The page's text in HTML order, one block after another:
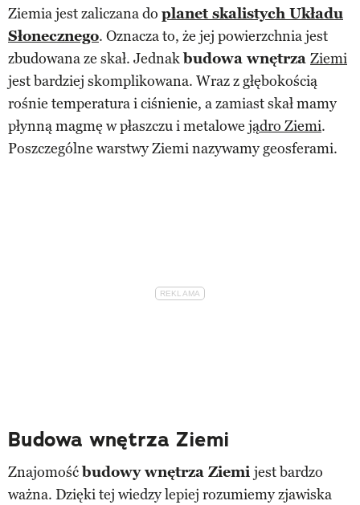
Ziemia jest zaliczana do planet skalistych Układu
Słonecznego. Oznacza to, że jej powierzchnia jest
zbudowana ze skał. Jednakbudowa wnętrza Ziemi
jest bardziej skomplikowana. Wraz z głębokością
rośnie temperatura i ciśnienie, a zamiast skał mamy
płynną magmę w płaszczu i metalowe jądro Ziemi.
Poszczególne warstwy Ziemi nazywamy geosferami.
Budowa wnętrza Ziemi
Znajomośćbudowy wnętrza Ziemi jest bardzo
ważna. Dzięki tej wiedzy lepiej rozumiemy zjawiska